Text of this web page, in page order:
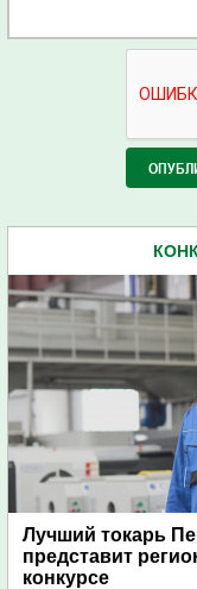
Лучший токарь
представит
конкурсе